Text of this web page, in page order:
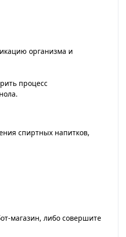
организма и
процесс
спиртных напитков,
магазин, либо совершите